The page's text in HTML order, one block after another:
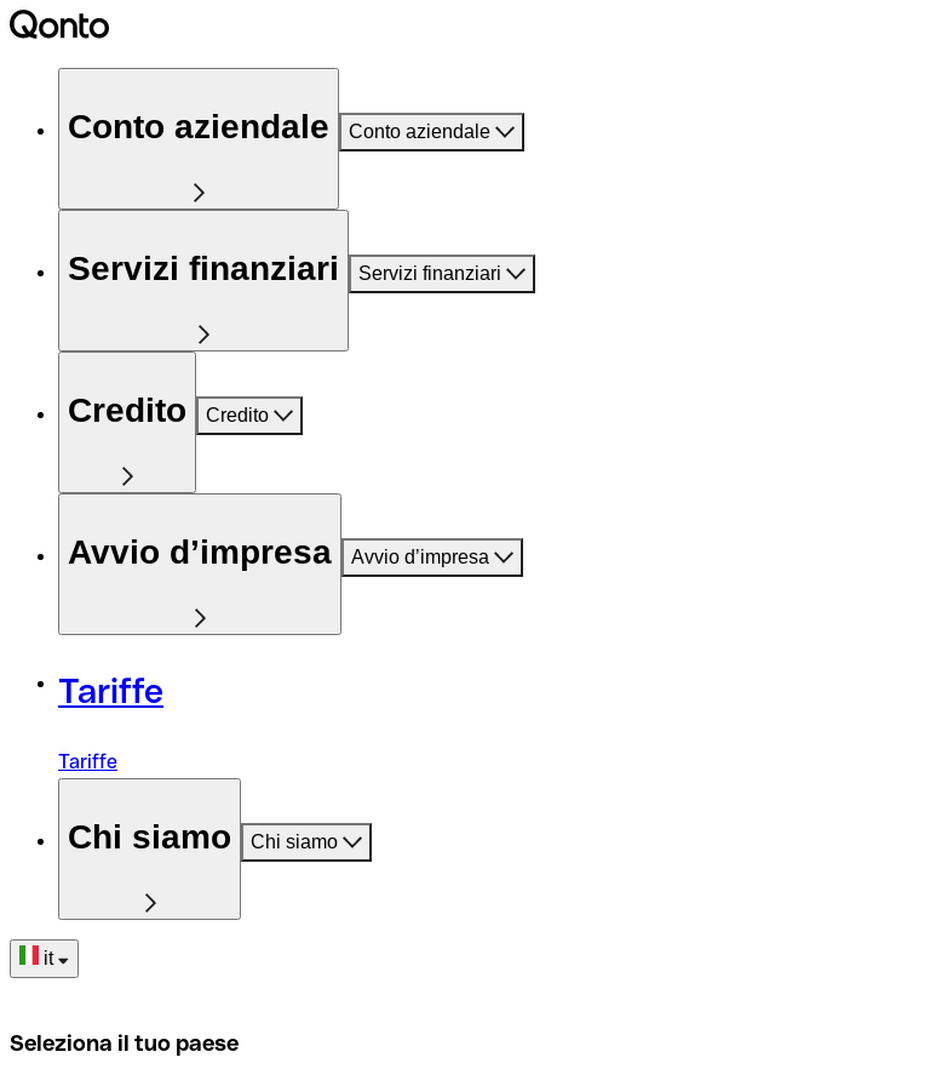
Conto aziendale Conto aziendale
Servizi finanziari Servizi finanziari
Credito Credito
Avvio d’impresa Avvio d’impresa
Tariffe
Tariffe
Chi siamo Chi siamo
it
Seleziona il tuo paese